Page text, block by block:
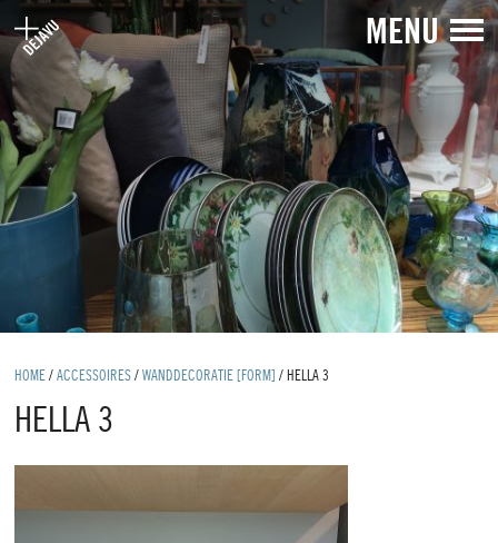
MENU
HOME /ACCESSOIRES /WANDDECORATIE [FORM] / HELLA 3
HELLA 3